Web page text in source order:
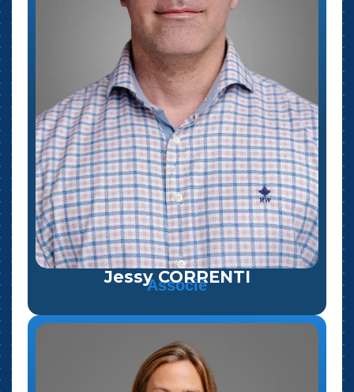
Jessy CORRENTI
Associé